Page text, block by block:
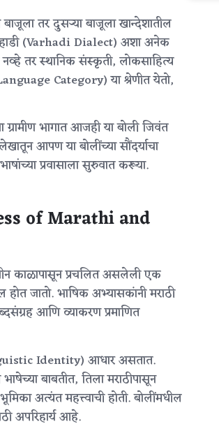
तर दुसऱ्या बाजूला खान्देशातील
(Varhadi Dialect) अशा अनेक
नव्हे तर स्थानिक संस्कृती, लोकसाहित्य
Category) या श्रेणीत येतो,
ग्रामीण भागात आजही या बोली जिवंत
आपण या बोलींच्या सौंदर्याचा
प्रवासाला सुरुवात करूया.
of Marathi and
काळापासून प्रचलित असलेली एक
जातो. भाषिक अभ्यासकांनी मराठी
आणि व्याकरण प्रमाणित
Identity) आधार असतात.
बाबतीत, तिला मराठीपासून
अत्यंत महत्त्वाची होती. बोलींमधील
अपरिहार्य आहे.